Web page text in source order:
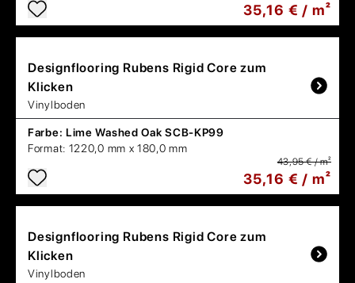
35,16 € / m²
Designflooring Rubens Rigid Core zum
Klicken
Vinylboden
Farbe: Lime Washed Oak SCB-KP99
Format: 1220,0 mm x 180,0 mm
43,95 € / m²
35,16 € / m²
Designflooring Rubens Rigid Core zum
Klicken
Vinylboden